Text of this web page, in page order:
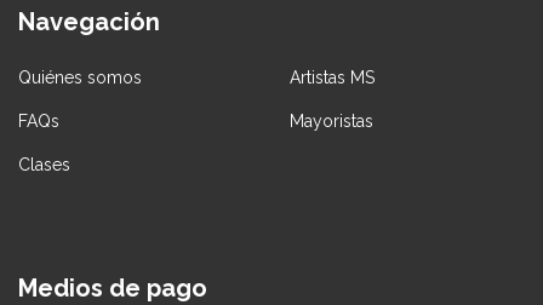
Navegación
Quiénes somos Artistas MS
FAQs Mayoristas
Clases
Medios de pago